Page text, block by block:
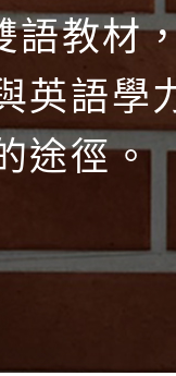
教材
英語學
途徑。